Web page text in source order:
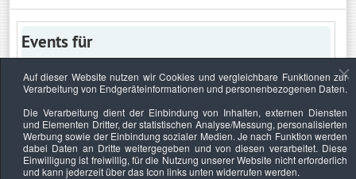
Events für
Keine Termine
Auf dieser Website nutzen wir Cookies und vergleichbare Funktionen zur
Verarbeitung von Endgeräteinformationen und personenbezogenen Daten.
Die Verarbeitung dient der Einbindung von Inhalten, externen Diensten
und Elementen Dritter, der statistischen Analyse/Messung, personalisierten
Werbung sowie der Einbindung sozialer Medien. Je nach Funktion werden
dabei Daten an Dritte weitergegeben und von diesen verarbeitet. Diese
Einwilligung ist freiwillig, für die Nutzung unserer Website nicht erforderlich
und kann jederzeit über das Icon links unten widerrufen werden.